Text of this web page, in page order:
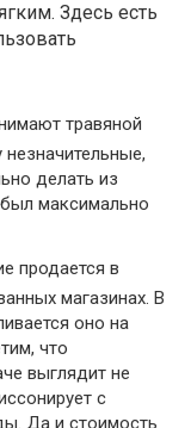
Здесь есть
травяной
делать из
максимально
продается в
магазинах. В
оно на
что
выглядит не
с
Да и стоимость